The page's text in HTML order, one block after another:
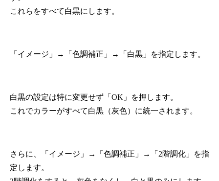
これらをすべて白黒にします。
「イメージ」→「色調補正」→「白黒」を指定します。
白黒の設定は特に変更せず「OK」を押します。
これでカラーがすべて白黒（灰色）に統一されます。
さらに、「イメージ」→「色調補正」→「2階調化」を指
定します。